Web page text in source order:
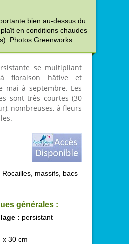
bien au-dessus du
en conditions chaudes
Photos Greenworks.
se multipliant
à floraison hâtive et
mai à septembre. Les
sont très courtes (30
nombreuses, à fleurs
Rocailles, massifs, bacs
générales :
: persistant
x 30 cm